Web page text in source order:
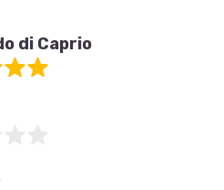
di Caprio